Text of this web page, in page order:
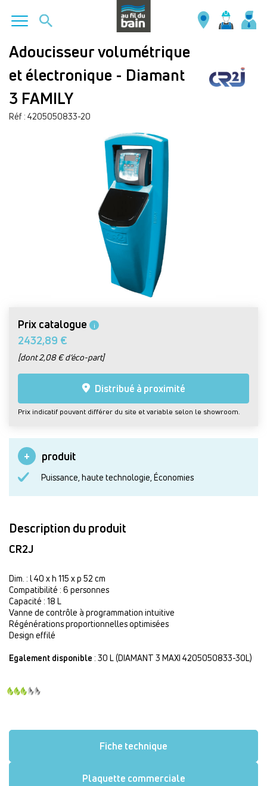
Aller
au
contenu
principal
Adoucisseur volumétrique
et électronique - Diamant
3 FAMILY
Réf : 4205050833-20
Prix catalogue i
2432,89 €
[dont 2,08 € d’éco-part]
Distribué à proximité
Prix indicatif pouvant différer du site et variable selon le showroom.
produit
Puissance, haute technologie, Économies
Description du produit
CR2J
Dim. : l 40 x h 115 x p 52 cm
Compatibilité : 6 personnes
Capacité : 18 L
Vanne de contrôle à programmation intuitive
Régénérations proportionnelles optimisées
Design effilé
Egalement disponible : 30 L (DIAMANT 3 MAXI 4205050833-30L)
Fiche technique
Plaquette commerciale